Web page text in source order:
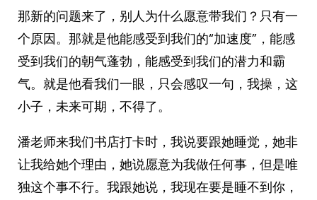
那新的问题来了，别人为什么愿意带我们？只有一
个原因。那就是他能感受到我们的“加速度”，能感
受到我们的朝气蓬勃，能感受到我们的潜力和霸
气。就是他看我们一眼，只会感叹一句，我操，这
小子，未来可期，不得了。
潘老师来我们书店打卡时，我说要跟她睡觉，她非
让我给她个理由，她说愿意为我做任何事，但是唯
独这个事不行。我跟她说，我现在要是睡不到你，